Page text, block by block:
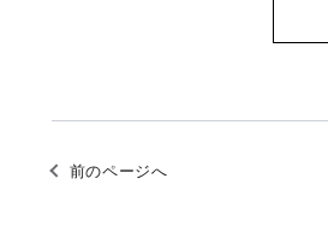
前のページへ